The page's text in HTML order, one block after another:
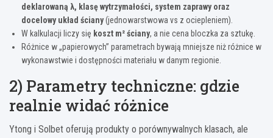
deklarowaną λ, klasę wytrzymałości, system zaprawy oraz
docelowy układ ściany(jednowarstwowa vs z ociepleniem).
W kalkulacji liczy się koszt m² ściany, a nie cena bloczka za sztukę.
Różnice w „papierowych” parametrach bywają mniejsze niż różnice w
wykonawstwie i dostępności materiału w danym regionie.
2) Parametry techniczne: gdzie
realnie widać różnice
Ytong i Solbet oferują produkty o porównywalnych klasach, ale